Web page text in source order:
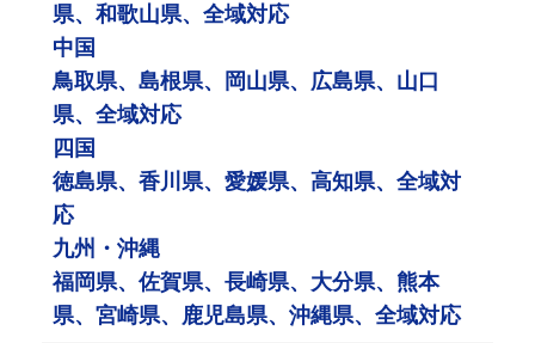
県、和歌山県、全域対応
中国
鳥取県、島根県、岡山県、広島県、山口
県、全域対応
四国
徳島県、香川県、愛媛県、高知県、全域対
応
九州・沖縄
福岡県、佐賀県、長崎県、大分県、熊本
県、宮崎県、鹿児島県、沖縄県、全域対応